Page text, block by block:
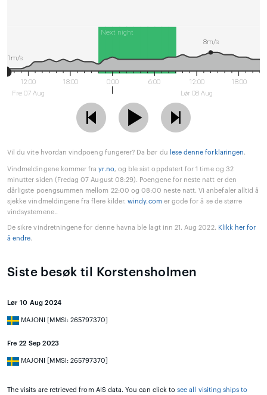
Next night
12:00
Fre 07 Aug
18:00 0:00 6:00
12:00
Lør 08 Aug
18:00
8m/s
1m/s
Vil du vite hvordan vindpoeng fungerer? Da bør du lese denne forklaringen.
Vindmeldingene kommer frayr.no, og ble sist oppdatert for 1 time og 32
minutter siden (Fredag 07 August 08:29). Poengene for neste natt er den
dårligste poengsummen mellom 22:00 og 08:00 neste natt. Vi anbefaler alltid å
sjekke vindmeldingene fra flere kilder.windy.comer gode for å se de større
vindsystemene..
De sikre vindretningene for denne havna ble lagt inn 21. Aug 2022. Klikk her for
å endre.
Siste besøk til Korstensholmen
Lør 10 Aug 2024
MAJONI [MMSI: 265797370]
Fre 22 Sep 2023
MAJONI [MMSI: 265797370]
The visits are retrieved from AIS data. You can click tosee all visiting ships to